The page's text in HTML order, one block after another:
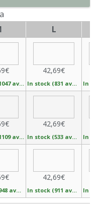
L
In stock (1047 available)
42,69€
In stock (831 available)
In stock (1109 available)
42,69€
In stock (533 available)
In stock (948 available)
42,69€
In stock (911 available)